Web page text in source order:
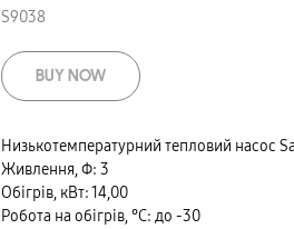
S9038
BUY NOW
Низькотемпературний тепловий насос
Живлення, Ф: 3
Обігрів, кВт: 14,00
Робота на обігрів, °С: до -30